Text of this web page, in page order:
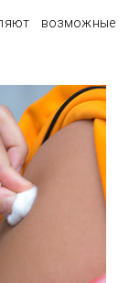
возможные